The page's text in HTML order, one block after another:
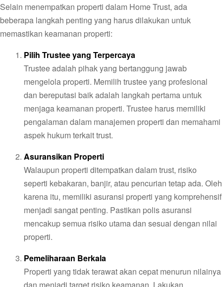
Selain menempatkan properti dalam Home Trust, ada
beberapa langkah penting yang harus dilakukan untuk
memastikan keamanan properti:
Pilih Trustee yang Terpercaya
Trustee adalah pihak yang bertanggung jawab
mengelola properti. Memilih trustee yang profesional
dan bereputasi baik adalah langkah pertama untuk
menjaga keamanan properti. Trustee harus memiliki
pengalaman dalam manajemen properti dan memahami
aspek hukum terkait trust.
Asuransikan Properti
Walaupun properti ditempatkan dalam trust, risiko
seperti kebakaran, banjir, atau pencurian tetap ada. Oleh
karena itu, memiliki asuransi properti yang komprehensif
menjadi sangat penting. Pastikan polis asuransi
mencakup semua risiko utama dan sesuai dengan nilai
properti.
Pemeliharaan Berkala
Properti yang tidak terawat akan cepat menurun nilainya
dan menjadi target risiko keamanan. Lakukan